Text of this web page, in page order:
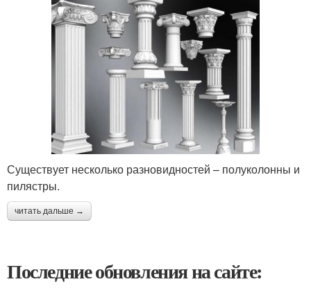
Существует несколько разновидностей – полуколонны и
пилястры.
читать дальше →
Последние обновления на сайте: